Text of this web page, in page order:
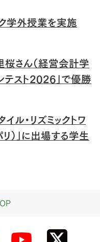
学外授業を実施
さん（経営会計学
テスト2026」で優勝
ル・リズミックトワ
）」に出場する学生